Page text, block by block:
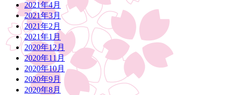
2021年4月
2021年3月
2021年2月
2021年1月
2020年12月
2020年11月
2020年10月
2020年9月
2020年8月